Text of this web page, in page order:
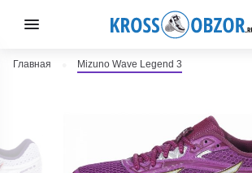
Главная Mizuno Wave Legend 3